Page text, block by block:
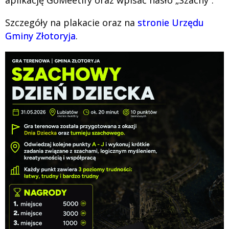
Szczegóły na plakacie oraz na stronie Urzędu
Gminy Złotoryja.